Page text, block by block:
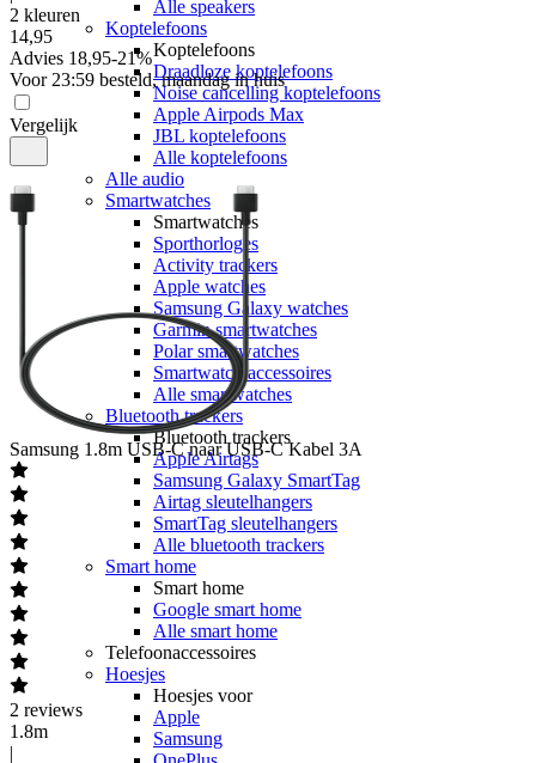
Alle speakers
Koptelefoons
Koptelefoons
Draadloze koptelefoons
Noise cancelling koptelefoons
Apple Airpods Max
JBL koptelefoons
Alle koptelefoons
Alle audio
Smartwatches
Smartwatches
Sporthorloges
Activity trackers
Apple watches
Samsung Galaxy watches
Garmin smartwatches
Polar smartwatches
Smartwatch accessoires
Alle smartwatches
Bluetooth trackers
Bluetooth trackers
Apple Airtags
Samsung Galaxy SmartTag
Airtag sleutelhangers
SmartTag sleutelhangers
Alle bluetooth trackers
Smart home
Smart home
Google smart home
Alle smart home
Telefoonaccessoires
Hoesjes
Hoesjes voor
Apple
Samsung
2 kleuren
14,95
Advies 18,95-21%
Voor 23:59 besteld, maandag in huis
Vergelijk
Samsung 1.8m USB-C naar USB-C Kabel 3A
2 reviews
1.8m
|